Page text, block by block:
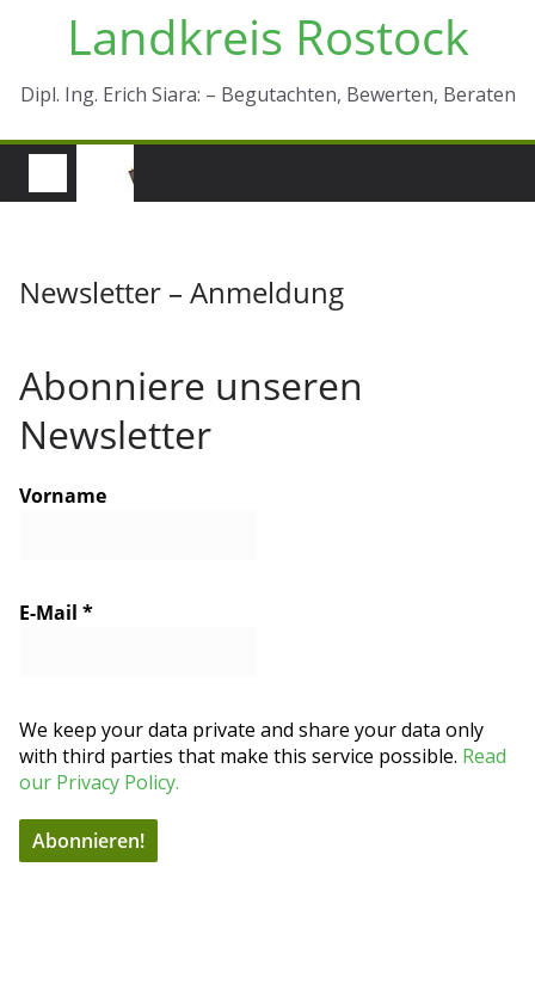
Landkreis Rostock
Dipl. Ing. Erich Siara: – Begutachten, Bewerten, Beraten
Newsletter – Anmeldung
Abonniere unseren
Newsletter
Vorname
E-Mail *
We keep your data private and share your data only
with third parties that make this service possible. Read
our Privacy Policy.